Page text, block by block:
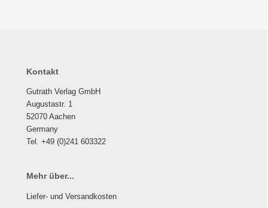
Kontakt
Gutrath Verlag GmbH
Augustastr. 1
52070 Aachen
Germany
Tel. +49 (0)241 603322
Mehr über...
Liefer- und Versandkosten